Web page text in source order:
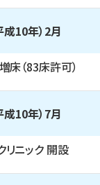
成10年）2月
床（83床許可）
成10年）7月
リニック 開設